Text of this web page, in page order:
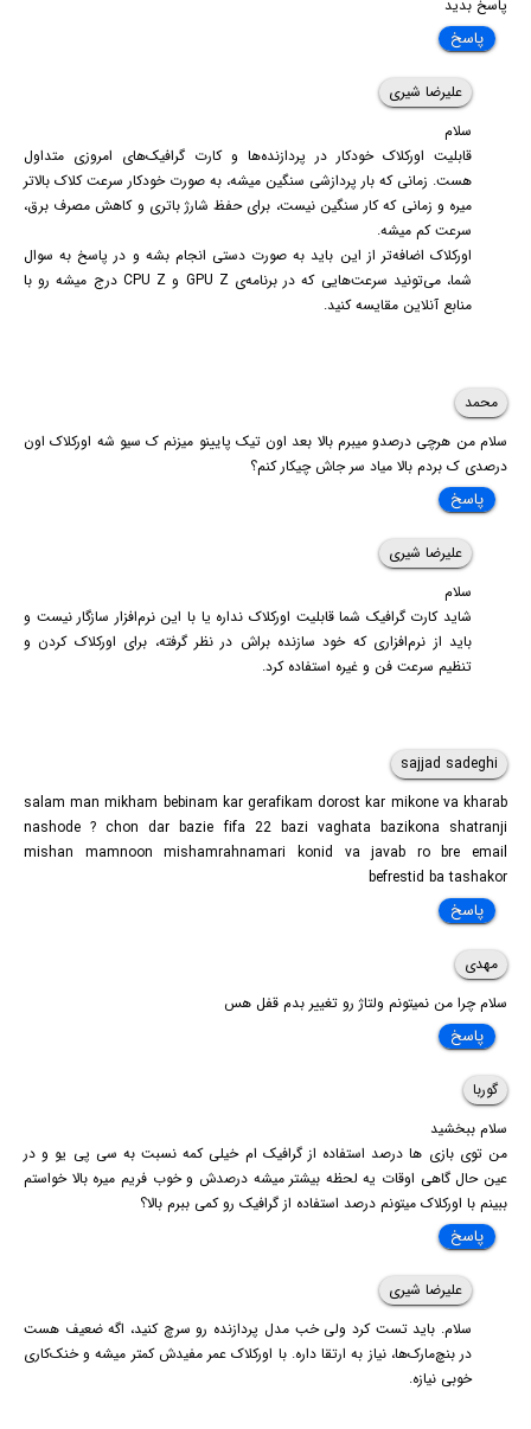
پاسخ بدید
پاسخ
علیرضا شیری
سلام
قابلیت اورکلاک خودکار در پردازنده‌ها و کارت گرافیک‌های امروزی متداول
هست. زمانی که بار پردازشی سنگین میشه، به صورت خودکار سرعت کلاک بالاتر
میره و زمانی که کار سنگین نیست، برای حفظ شارژ باتری و کاهش مصرف برق،
سرعت کم میشه.
اورکلاک اضافه‌تر از این باید به صورت دستی انجام بشه و در پاسخ به سوال
شما، می‌تونید سرعت‌هایی که در برنامه‌ی GPU Z و CPU Z درج میشه رو با
منابع آنلاین مقایسه کنید.
محمد
سلام من هرچی درصدو میبرم بالا بعد اون تیک پایینو میزنم ک سیو شه اورکلاک اون
درصدی ک بردم بالا میاد سر جاش چیکار کنم؟
پاسخ
علیرضا شیری
سلام
شاید کارت گرافیک شما قابلیت اورکلاک نداره یا با این نرم‌افزار سازگار نیست و
باید از نرم‌افزاری که خود سازنده براش در نظر گرفته، برای اورکلاک کردن و
تنظیم سرعت فن و غیره استفاده کرد.
sajjad sadeghi
salam man mikham bebinam kar gerafikam dorost kar mikone va kharab
nashode ? chon dar bazie fifa 22 bazi vaghata bazikona shatranji
mishan mamnoon mishamrahnamari konid va javab ro bre email
befrestid ba tashakor
پاسخ
مهدی
سلام چرا من نمیتونم ولتاژ رو تغییر بدم قفل هس
پاسخ
گوربا
سلام ببخشید
من توی بازی ها درصد استفاده از گرافیک ام خیلی کمه نسبت به سی پی یو و در
عین حال گاهی اوقات یه لحظه بیشتر میشه درصدش و خوب فریم میره بالا خواستم
ببینم با اورکلاک میتونم درصد استفاده از گرافیک رو کمی ببرم بالا؟
پاسخ
علیرضا شیری
سلام. باید تست کرد ولی خب مدل پردازنده رو سرچ کنید، اگه ضعیف هست
در بنچ‌مارک‌ها، نیاز به ارتقا داره. با اورکلاک عمر مفیدش کمتر میشه و خنک‌کاری
خوبی نیازه.